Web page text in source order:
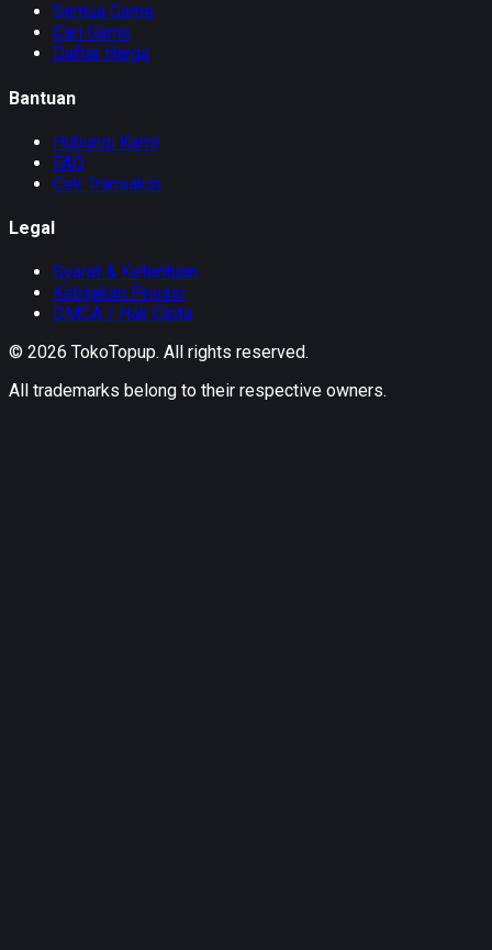
Semua Game
Cari Game
Daftar Harga
Bantuan
Hubungi Kami
FAQ
Cek Transaksi
Legal
Syarat & Ketentuan
Kebijakan Privasi
DMCA / Hak Cipta
© 2026 TokoTopup. All rights reserved.
All trademarks belong to their respective owners.